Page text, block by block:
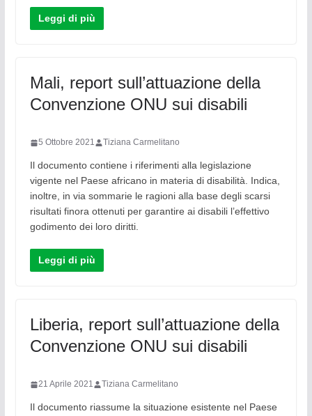
Leggi di più
Mali, report sull’attuazione della
Convenzione ONU sui disabili
5 Ottobre 2021 Tiziana Carmelitano
Il documento contiene i riferimenti alla legislazione
vigente nel Paese africano in materia di disabilità. Indica,
inoltre, in via sommarie le ragioni alla base degli scarsi
risultati finora ottenuti per garantire ai disabili l’effettivo
godimento dei loro diritti.
Leggi di più
Liberia, report sull’attuazione della
Convenzione ONU sui disabili
21 Aprile 2021 Tiziana Carmelitano
Il documento riassume la situazione esistente nel Paese